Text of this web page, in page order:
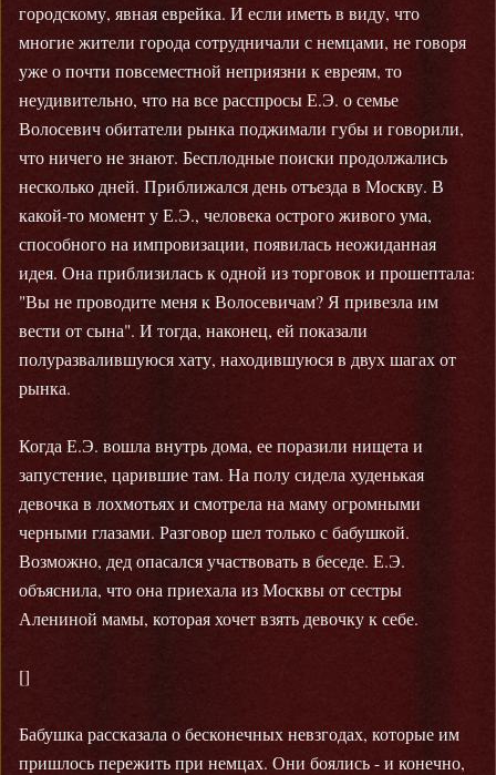
городскому, явная еврейка. И если иметь в виду, что
многие жители города сотрудничали с немцами, не говоря
уже о почти повсеместной неприязни к евреям, то
неудивительно, что на все расспросы Е.Э. о семье
Волосевич обитатели рынка поджимали губы и говорили,
что ничего не знают. Бесплодные поиски продолжались
несколько дней. Приближался день отъезда в Москву. В
какой-то момент у Е.Э., человека острого живого ума,
способного на импровизации, появилась неожиданная
идея. Она приблизилась к одной из торговок и прошептала:
"Вы не проводите меня к Волосевичам? Я привезла им
вести от сына". И тогда, наконец, ей показали
полуразвалившуюся хату, находившуюся в двух шагах от
рынка.
Когда Е.Э. вошла внутрь дома, ее поразили нищета и
запустение, царившие там. На полу сидела худенькая
девочка в лохмотьях и смотрела на маму огромными
черными глазами. Разговор шел только с бабушкой.
Возможно, дед опасался участвовать в беседе. Е.Э.
объяснила, что она приехала из Москвы от сестры
Алениной мамы, которая хочет взять девочку к себе.
[]
Бабушка рассказала о бесконечных невзгодах, которые им
пришлось пережить при немцах. Они боялись - и конечно,